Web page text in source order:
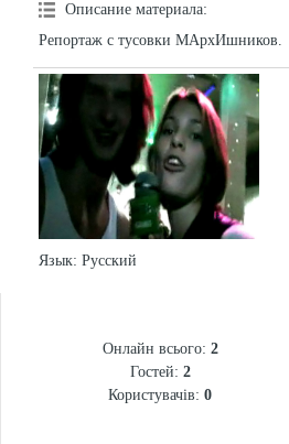
Описание материала:
Репортаж с тусовки МАрхИшников.
Язык: Русский
Онлайн всього: 2
Гостей: 2
Користувачів: 0